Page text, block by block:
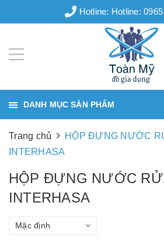
Hotline: Hotline:
DANH MỤC SẢN PHẨM
Trang chủ
HỘP ĐỰNG NƯỚC
INTERHASA
HỘP ĐỰNG NƯỚC
INTERHASA
Mặc định